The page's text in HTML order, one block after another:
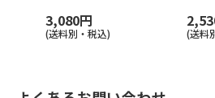
3,080円
(送料別・税込) (送料